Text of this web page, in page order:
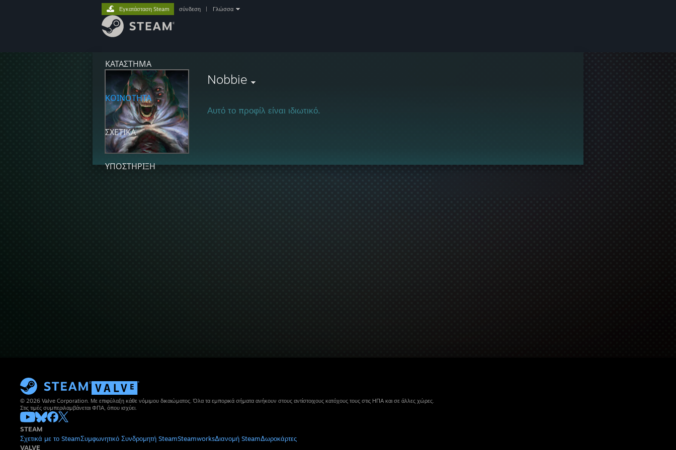
ΚΑΤΑΣΤΗΜΑ
ΚΟΙΝΟΤΗΤΑ
ΣΧΕΤΙΚΆ
ΥΠΟΣΤΗΡΙΞΗ
Εγκατάσταση Steam σύνδεση Γλώσσα
Nobbie
Αυτό το προφίλ είναι ιδιωτικό.
© 2026 Valve Corporation. Με επιφύλαξη κάθε νόμιμου δικαιώματος. Όλα τα εμπορικά σήματα ανήκουν στους αντίστοιχους κατόχους τους στις ΗΠΑ και σε άλλες χώρες.
Στις τιμές συμπεριλαμβάνεται ΦΠΑ, όπου ισχύει.
STEAM
Σχετικά με το SteamΣυμφωνητικό Συνδρομητή SteamSteamworksΔιανομή SteamΔωροκάρτες
VALVE